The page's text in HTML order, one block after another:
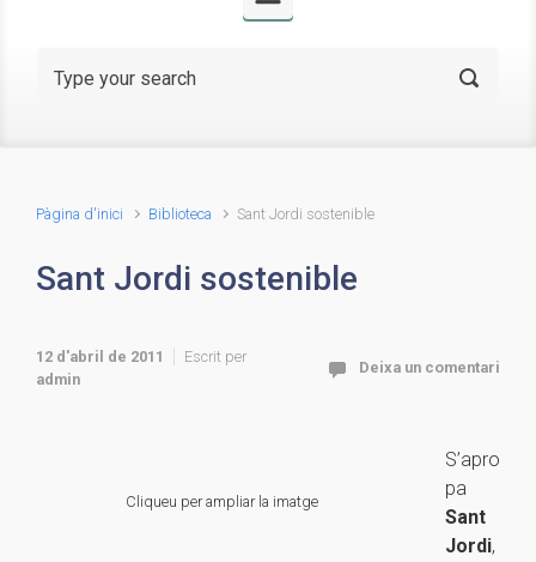
Pàgina d'inici Biblioteca Sant Jordi sostenible
Sant Jordi sostenible
12 d'abril de 2011
Escrit per
admin
Deixa un comentari
Cliqueu per ampliar la imatge
S’apro
pa
Sant
Jordi,